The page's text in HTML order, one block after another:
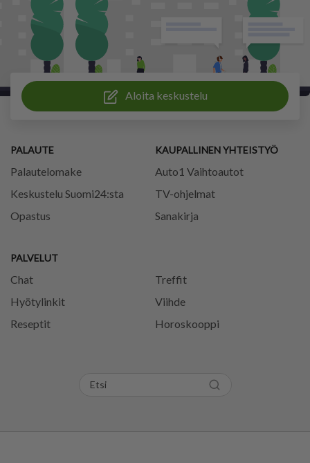
Aloita keskustelu
PALAUTE
Palautelomake
Keskustelu Suomi24:sta
Opastus
PALVELUT
Chat
Treffit
Hyötylinkit
Viihde
Reseptit
Horoskooppi
KAUPALLINEN YHTEISTYÖ
Auto1 Vaihtoautot
TV-ohjelmat
Sanakirja